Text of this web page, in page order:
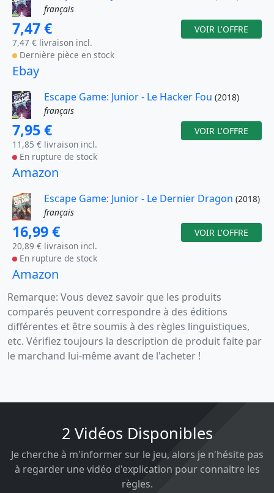
français
7,47 €
7,47 € livraison incl.
Dernière pièce en stock
VOIR L'OFFRE
Ebay
Escape Game: Junior - Le Hacker Fou (2018)
français
7,95 €
11,85 € livraison incl.
En rupture de stock
VOIR L'OFFRE
Amazon
Escape Game: Junior - Le Dernier Dragon (2018)
français
16,99 €
20,89 € livraison incl.
En rupture de stock
VOIR L'OFFRE
Amazon
Remarque: Vous devez savoir que les produits
comparés peuvent correspondre à des éditions
différentes et être soumis à des règles linguistiques,
etc. Vérifiez toujours la description de produit faite par
le marchand lui-même avant de l'acheter !
2 Vidéos Disponibles
Je cherche à m'informer sur le jeu, alors je n'hésite pas
à regarder une vidéo d'explication pour connaitre les
règles.